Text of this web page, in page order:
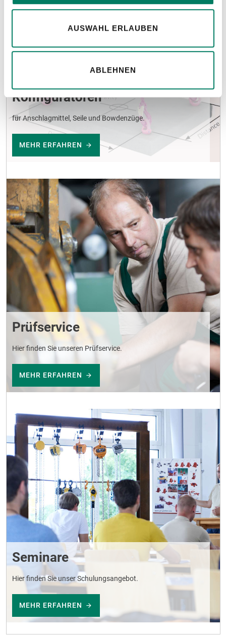
AUSWAHL ERLAUBEN
ABLEHNEN
Konfiguratoren
für Anschlagmittel, Seile und Bowdenzüge.
MEHR ERFAHREN
Prüfservice
Hier finden Sie unseren Prüfservice.
MEHR ERFAHREN
Seminare
Hier finden Sie unser Schulungsangebot.
MEHR ERFAHREN